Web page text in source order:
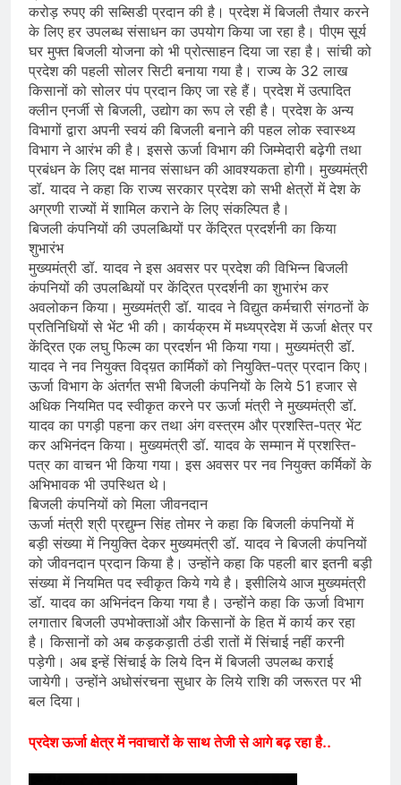
करोड़ रुपए की सब्सिडी प्रदान की है। प्रदेश में बिजली तैयार करने
के लिए हर उपलब्ध संसाधन का उपयोग किया जा रहा है। पीएम सूर्य
घर मुफ्त बिजली योजना को भी प्रोत्साहन दिया जा रहा है। सांची को
प्रदेश की पहली सोलर सिटी बनाया गया है। राज्य के 32 लाख
किसानों को सोलर पंप प्रदान किए जा रहे हैं। प्रदेश में उत्पादित
क्लीन एनर्जी से बिजली, उद्योग का रूप ले रही है। प्रदेश के अन्य
विभागों द्वारा अपनी स्वयं की बिजली बनाने की पहल लोक स्वास्थ्य
विभाग ने आरंभ की है। इससे ऊर्जा विभाग की जिम्मेदारी बढ़ेगी तथा
प्रबंधन के लिए दक्ष मानव संसाधन की आवश्यकता होगी। मुख्यमंत्री
डॉ. यादव ने कहा कि राज्य सरकार प्रदेश को सभी क्षेत्रों में देश के
अग्रणी राज्यों में शामिल कराने के लिए संकल्पित है।
बिजली कंपनियों की उपलब्धियों पर केंद्रित प्रदर्शनी का किया
शुभारंभ
मुख्यमंत्री डॉ. यादव ने इस अवसर पर प्रदेश की विभिन्न बिजली
कंपनियों की उपलब्धियों पर केंद्रित प्रदर्शनी का शुभारंभ कर
अवलोकन किया। मुख्यमंत्री डॉ. यादव ने विद्युत कर्मचारी संगठनों के
प्रतिनिधियों से भेंट भी की। कार्यक्रम में मध्यप्रदेश में ऊर्जा क्षेत्र पर
केंद्रित एक लघु फिल्म का प्रदर्शन भी किया गया। मुख्यमंत्री डॉ.
यादव ने नव नियुक्त विद्य़त कार्मिकों को नियुक्ति-पत्र प्रदान किए।
ऊर्जा विभाग के अंतर्गत सभी बिजली कंपनियों के लिये 51 हजार से
अधिक नियमित पद स्वीकृत करने पर ऊर्जा मंत्री ने मुख्यमंत्री डॉ.
यादव का पगड़ी पहना कर तथा अंग वस्त्रम और प्रशस्ति-पत्र भेंट
कर अभिनंदन किया। मुख्यमंत्री डॉ. यादव के सम्मान में प्रशस्ति-
पत्र का वाचन भी किया गया। इस अवसर पर नव नियुक्त कर्मिकों के
अभिभावक भी उपस्थित थे।
बिजली कंपनियों को मिला जीवनदान
ऊर्जा मंत्री श्री प्रद्युम्न सिंह तोमर ने कहा कि बिजली कंपनियों में
बड़ी संख्या में नियुक्ति देकर मुख्यमंत्री डॉ. यादव ने बिजली कंपनियों
को जीवनदान प्रदान किया है। उन्होंने कहा कि पहली बार इतनी बड़ी
संख्या में नियमित पद स्वीकृत किये गये है। इसीलिये आज मुख्यमंत्री
डॉ. यादव का अभिनंदन किया गया है। उन्होंने कहा कि ऊर्जा विभाग
लगातार बिजली उपभोक्ताओं और किसानों के हित में कार्य कर रहा
है। किसानों को अब कड़कड़ाती ठंडी रातों में सिंचाई नहीं करनी
पड़ेगी। अब इन्हें सिंचाई के लिये दिन में बिजली उपलब्ध कराई
जायेगी। उन्होंने अधोसंरचना सुधार के लिये राशि की जरूरत पर भी
बल दिया।
प्रदेश ऊर्जा क्षेत्र में नवाचारों के साथ तेजी से आगे बढ़ रहा है..